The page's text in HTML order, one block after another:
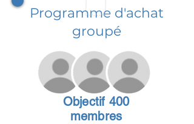
Programme d'achat
groupé
Objectif 400
membres